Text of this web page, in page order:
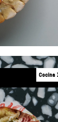
Cocina